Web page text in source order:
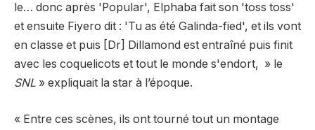
le… donc après 'Popular', Elphaba fait son 'toss toss'
et ensuite Fiyero dit : 'Tu as été Galinda-fied', et ils vont
en classe et puis [Dr] Dillamond est entraîné puis finit
avec les coquelicots et tout le monde s'endort, » le
SNL » expliquait la star à l’époque.
« Entre ces scènes, ils ont tourné tout un montage